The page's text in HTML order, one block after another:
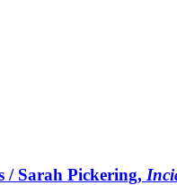
/ Sarah Pickering,